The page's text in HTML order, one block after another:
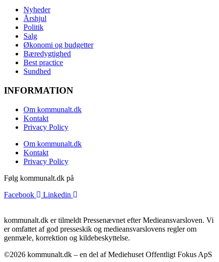
Nyheder
Årshjul
Politik
Salg
Økonomi og budgetter
Bæredygtighed
Best practice
Sundhed
INFORMATION
Om kommunalt.dk
Kontakt
Privacy Policy
Om kommunalt.dk
Kontakt
Privacy Policy
Følg kommunalt.dk på
Facebook
Linkedin
kommunalt.dk er tilmeldt Pressenævnet efter Medieansvarsloven. Vi
er omfattet af god presseskik og medieansvarslovens regler om
genmæle, korrektion og kildebeskyttelse.
©2026 kommunalt.dk – en del af Mediehuset Offentligt Fokus ApS